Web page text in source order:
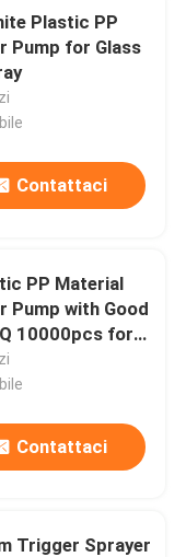
Plastic PP
Pump for Glass
Contattaci
PP Material
Pump with Good
10000pcs for
Contattaci
Trigger Sprayer